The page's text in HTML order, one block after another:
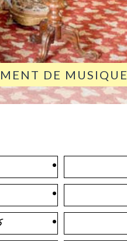
DE MUSIQUE